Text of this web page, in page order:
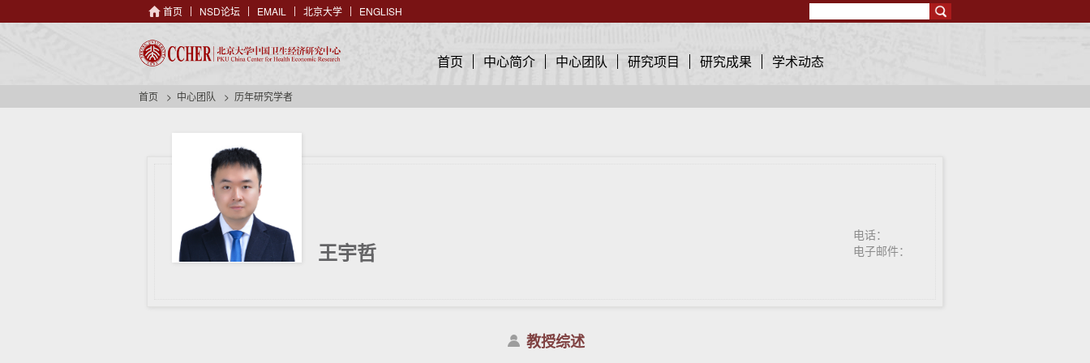
首页 NSD论坛 EMAIL 北京大学 ENGLISH
首页 中心简介 中心团队 研究项目 研究成果 学术动态
首页 中心团队 历年研究学者
王宇哲
电话：
电子邮件：
教授综述